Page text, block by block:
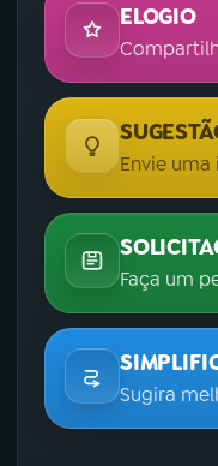
ELOGIO
Envie uma
Faça um
Sugira